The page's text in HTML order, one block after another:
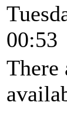
00:53
There